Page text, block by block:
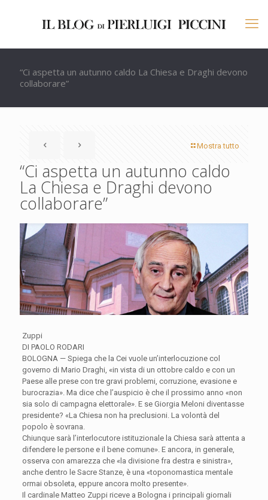
“Ci aspetta un autunno caldo La Chiesa e Draghi devono
collaborare”
Mostra tutto
“Ci aspetta un autunno caldo
La Chiesa e Draghi devono
collaborare”
Zuppi
DI PAOLO RODARI
BOLOGNA — Spiega che la Cei vuole un’interlocuzione col
governo di Mario Draghi, «in vista di un ottobre caldo e con un
Paese alle prese con tre gravi problemi, corruzione, evasione e
burocrazia». Ma dice che l’auspicio è che il prossimo anno «non
sia solo di campagna elettorale». E se Giorgia Meloni diventasse
presidente? «La Chiesa non ha preclusioni. La volontà del
popolo è sovrana.
Chiunque sarà l’interlocutore istituzionale la Chiesa sarà attenta a
difendere le persone e il bene comune». E ancora, in generale,
osserva con amarezza che «la divisione fra destra e sinistra»,
anche dentro le Sacre Stanze, è una «toponomastica mentale
ormai obsoleta, eppure ancora molto presente».
Il cardinale Matteo Zuppi riceve a Bologna i principali giornali